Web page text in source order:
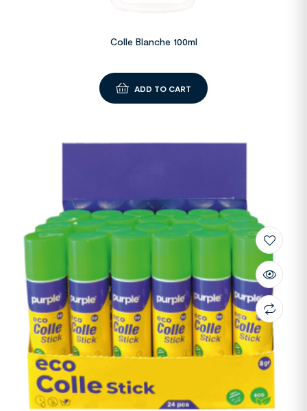
Colle Blanche 100ml
ADD TO CART